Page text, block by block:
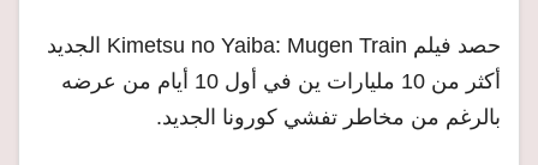
حصد فيلم Kimetsu no Yaiba: Mugen Train الجديد
أكثر من 10 مليارات ين في أول 10 أيام من عرضه
بالرغم من مخاطر تفشي كورونا الجديد.